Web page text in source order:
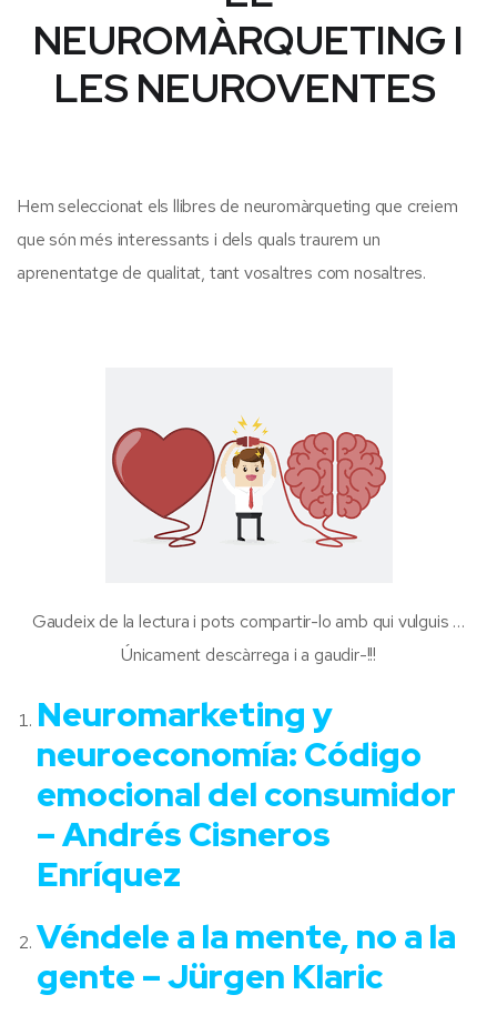
NEUROMÀRQUETING I
LES NEUROVENTES
Hem seleccionat els llibres de neuromàrqueting que creiem
que són més interessants i dels quals traurem un
aprenentatge de qualitat, tant vosaltres com nosaltres.
Gaudeix de la lectura i pots compartir-lo amb qui vulguis …
Únicament descàrrega i a gaudir-!!!
Neuromarketing y
neuroeconomía: Código
emocional del consumidor
– Andrés Cisneros
Enríquez
Véndele a la mente, no a la
gente – Jürgen Klaric